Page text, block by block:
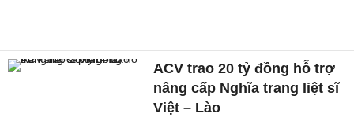
ACV trao 20 tỷ đồng hỗ trợ
nâng cấp Nghĩa trang liệt sĩ
Việt – Lào